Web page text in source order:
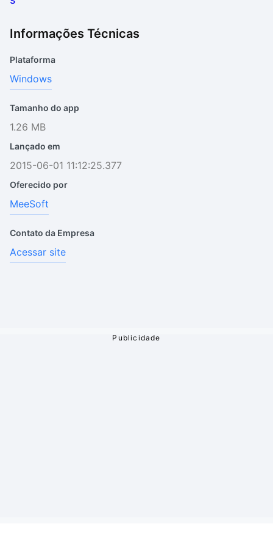
Informações Técnicas
Plataforma
Windows
Tamanho do app
1.26 MB
Lançado em
2015-06-01 11:12:25.377
Oferecido por
MeeSoft
Contato da Empresa
Acessar site